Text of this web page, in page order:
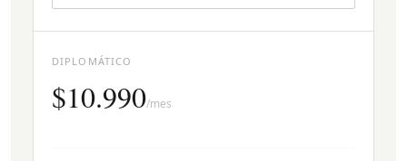
DIPLOMÁTICO
$10.990/mes